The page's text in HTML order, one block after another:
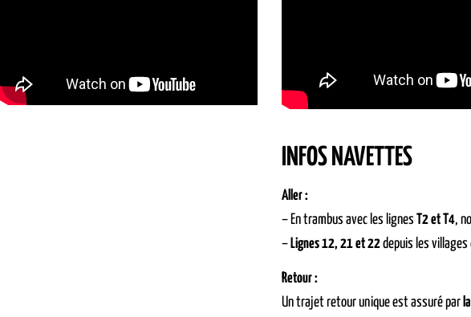
INFOS NAVETTES
Aller :
– En trambus avec les lignes T2 et T4,
– Lignes 12, 21 et 22depuis les villages
Retour :
Un trajet retour unique est assuré par